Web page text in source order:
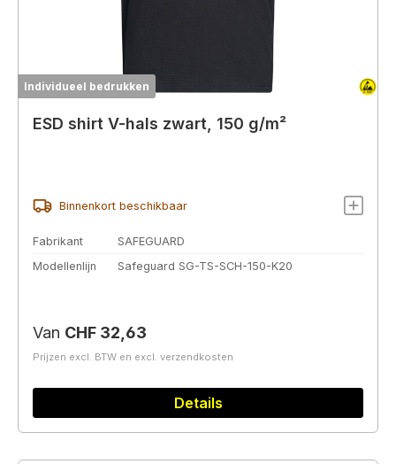
Individueel bedrukken
ESD shirt V-hals zwart, 150 g/m²
Binnenkort beschikbaar
Fabrikant
SAFEGUARD
Modellenlijn
Safeguard SG-TS-SCH-150-K20
Normale prijs:
Van CHF 32,63
Prijzen excl. BTW en excl. verzendkosten
Details